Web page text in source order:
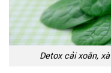
Detox cải xoăn,